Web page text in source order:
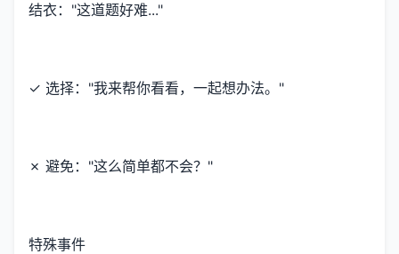
结衣："这道题好难..."
✓ 选择："我来帮你看看，一起想办法。"
✗ 避免："这么简单都不会？"
特殊事件